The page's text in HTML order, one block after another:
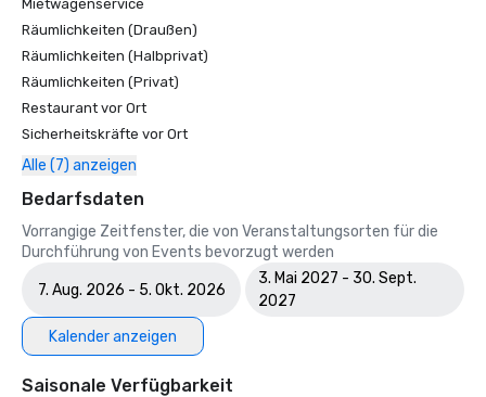
Mietwagenservice
Räumlichkeiten (Draußen)
Räumlichkeiten (Halbprivat)
Räumlichkeiten (Privat)
Restaurant vor Ort
Sicherheitskräfte vor Ort
Alle (7) anzeigen
Bedarfsdaten
Vorrangige Zeitfenster, die von Veranstaltungsorten für die
Durchführung von Events bevorzugt werden
7. Aug. 2026 - 5. Okt. 2026
3. Mai 2027 - 30. Sept.
2027
Kalender anzeigen
Saisonale Verfügbarkeit